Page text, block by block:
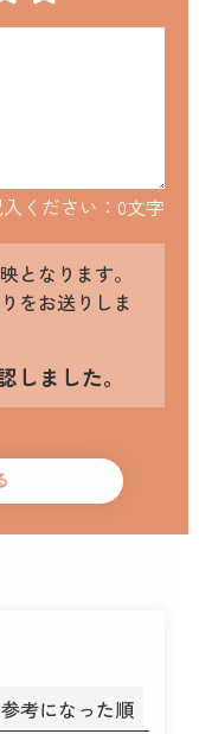
ください： 0文字
となります。
をお送りしま
しました。
参考になった順